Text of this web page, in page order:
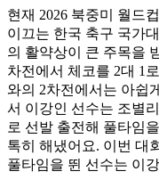
현재 2026 북중미 월드
이끄는 한국 축구 국가
의 활약상이 큰 주목을
차전에서 체코를 2대 1
와의 2차전에서는 아쉽
서 이강인 선수는 조별
로 선발 출전해 풀타임
톡히 해냈어요. 이번 대
풀타임을 뛴 선수는 이